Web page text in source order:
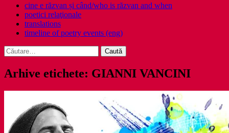
cine e răzvan și când/who is răzvan and when
poetici relaţionale
translations
timeline of poetry events (eng)
Caută
după:
Arhive etichete: GIANNI VANCINI